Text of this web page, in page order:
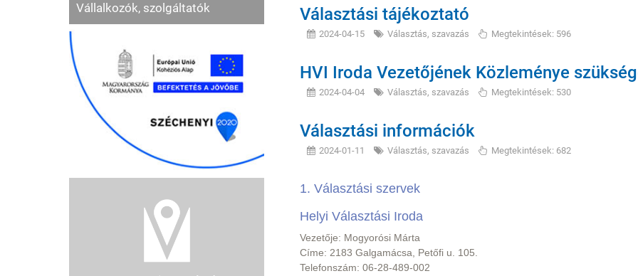
Vállalkozók, szolgáltatók Választási tájékoztató
2024-04-15 Választás, szavazás Megtekintések: 596
HVI Iroda Vezetőjének Közleménye
2024-04-04 Választás, szavazás Megtekintések: 530
Választási információk
2024-01-11 Választás, szavazás Megtekintések: 682
1. Választási szervek
Helyi Választási Iroda
Vezetője: Mogyorósi Márta
Címe: 2183 Galgamácsa, Petőfi u. 105.
Telefonszám: 06-28-489-002